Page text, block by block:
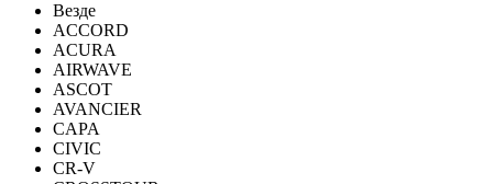
Везде
ACCORD
ACURA
AIRWAVE
ASCOT
AVANCIER
CAPA
CIVIC
CR-V